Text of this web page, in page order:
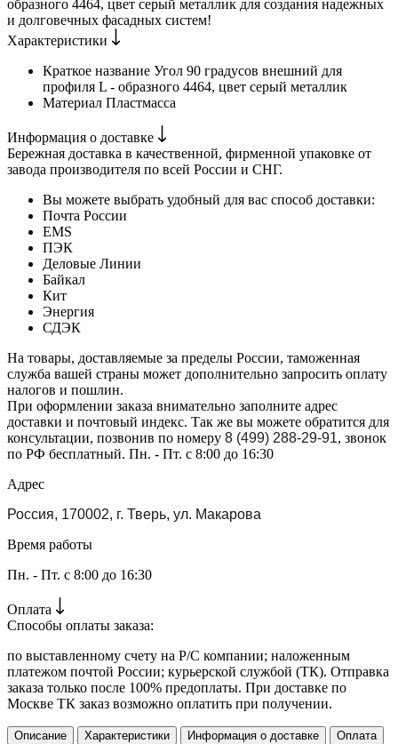
образного 4464, цвет серый металлик для создания надежных
и долговечных фасадных систем!
Характеристики
Краткое название Угол 90 градусов внешний для
профиля L - образного 4464, цвет серый металлик
Материал Пластмасса
Информация о доставке
Бережная доставка в качественной, фирменной упаковке от
завода производителя по всей России и СНГ.
Вы можете выбрать удобный для вас способ доставки:
Почта России
EMS
ПЭК
Деловые Линии
Байкал
Кит
Энергия
СДЭК
На товары, доставляемые за пределы России, таможенная
служба вашей страны может дополнительно запросить оплату
налогов и пошлин.
При оформлении заказа внимательно заполните адрес
доставки и почтовый индекс. Так же вы можете обратится для
консультации, позвонив по номеру 8 (499) 288-29-91, звонок
по РФ бесплатный. Пн. - Пт. с 8:00 до 16:30
Адрес
Россия, 170002, г. Тверь, ул. Макарова
Время работы
Пн. - Пт. с 8:00 до 16:30
Оплата
Способы оплаты заказа:
по выставленному счету на Р/С компании; наложенным
платежом почтой России; курьерской службой (ТК). Отправка
заказа только после 100% предоплаты. При доставке по
Москве ТК заказ возможно оплатить при получении.
Описание Характеристики Информация о доставке Оплата